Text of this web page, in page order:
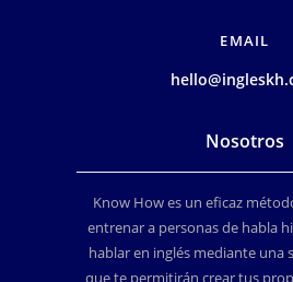
EMAIL
Nosotros
Know How es un eficaz
entrenar a personas de habla
hablar en inglés mediante una
que te permitirán crear tus